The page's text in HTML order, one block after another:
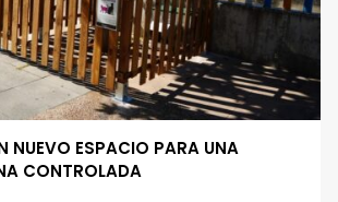
NUEVO ESPACIO PARA UNA
CONTROLADA